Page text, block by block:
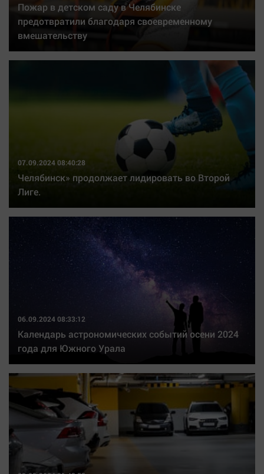
Пожар в детском саду в Челябинске
предотвратили благодаря своевременному
вмешательству
07.09.2024 08:40:28
Челябинск» продолжает лидировать во Второй
Лиге.
06.09.2024 08:33:12
Календарь астрономических событий осени 2024
года для Южного Урала